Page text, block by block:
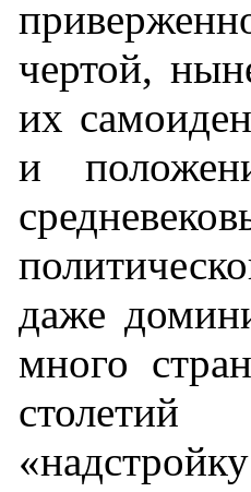
чертой,
их
и
даже
много